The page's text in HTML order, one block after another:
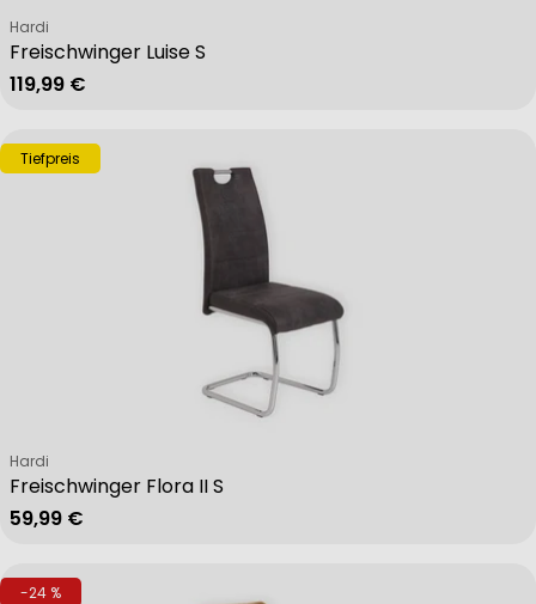
Freischwinger Luise S
Verkäufer:
Hardi
Regulärer Preis
119,99 €
Tiefpreis
Freischwinger Flora II S
Verkäufer:
Hardi
Regulärer Preis
59,99 €
-24 %